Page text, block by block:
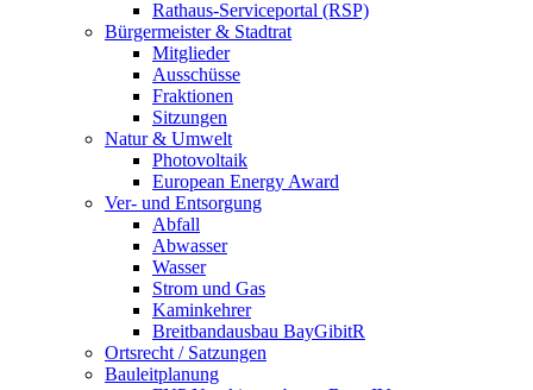
Rathaus-Serviceportal (RSP)
Bürgermeister & Stadtrat
Mitglieder
Ausschüsse
Fraktionen
Sitzungen
Natur & Umwelt
Photovoltaik
European Energy Award
Ver- und Entsorgung
Abfall
Abwasser
Wasser
Strom und Gas
Kaminkehrer
Breitbandausbau BayGibitR
Ortsrecht / Satzungen
Bauleitplanung